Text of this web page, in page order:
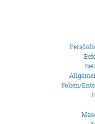
Folien/